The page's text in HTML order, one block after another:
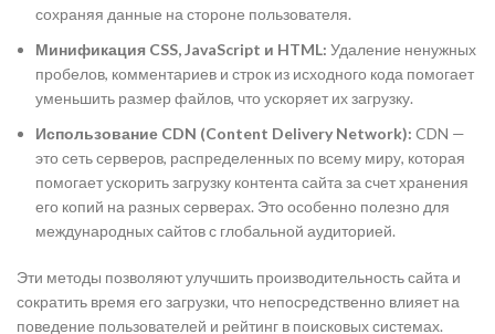
сохраняя данные на стороне пользователя.
Минификация CSS, JavaScript и HTML: Удаление ненужных
пробелов, комментариев и строк из исходного кода помогает
уменьшить размер файлов, что ускоряет их загрузку.
Использование CDN (Content Delivery Network): CDN —
это сеть серверов, распределенных по всему миру, которая
помогает ускорить загрузку контента сайта за счет хранения
его копий на разных серверах. Это особенно полезно для
международных сайтов с глобальной аудиторией.
Эти методы позволяют улучшить производительность сайта и
сократить время его загрузки, что непосредственно влияет на
поведение пользователей и рейтинг в поисковых системах.